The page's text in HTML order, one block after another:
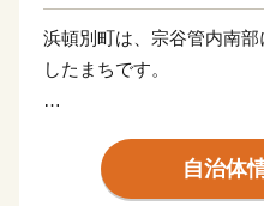
浜頓別町は、宗谷管内南
したまちです。
地勢はほぼ平坦で、南東
自治体